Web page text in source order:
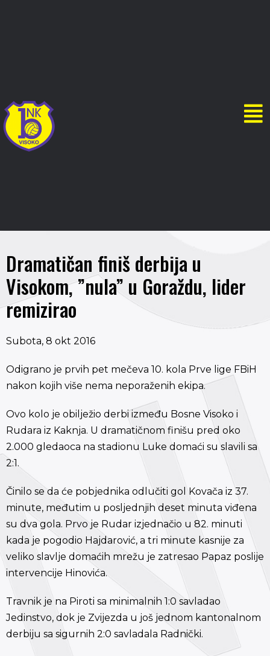
Dramatičan finiš derbija u
Visokom, ”nula” u Goraždu, lider
remizirao
Subota, 8 okt 2016
Odigrano je prvih pet mečeva 10. kola Prve lige FBiH
nakon kojih više nema neporaženih ekipa.
Ovo kolo je obilježio derbi između Bosne Visoko i
Rudara iz Kaknja. U dramatičnom finišu pred oko
2.000 gledaoca na stadionu Luke domaći su slavili sa
2:1.
Činilo se da će pobjednika odlučiti gol Kovača iz 37.
minute, međutim u posljednjih deset minuta viđena
su dva gola. Prvo je Rudar izjednačio u 82. minuti
kada je pogodio Hajdarović, a tri minute kasnije za
veliko slavlje domaćih mrežu je zatresao Papaz poslije
intervencije Hinovića.
Travnik je na Piroti sa minimalnih 1:0 savladao
Jedinstvo, dok je Zvijezda u još jednom kantonalnom
derbiju sa sigurnih 2:0 savladala Radnički.